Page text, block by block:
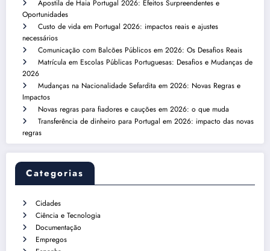
Apostila de Haia Portugal 2026: Efeitos Surpreendentes e
Oportunidades
Custo de vida em Portugal 2026: impactos reais e ajustes
necessários
Comunicação com Balcões Públicos em 2026: Os Desafios Reais
Matrícula em Escolas Públicas Portuguesas: Desafios e Mudanças de
2026
Mudanças na Nacionalidade Sefardita em 2026: Novas Regras e
Impactos
Novas regras para fiadores e cauções em 2026: o que muda
Transferência de dinheiro para Portugal em 2026: impacto das novas
regras
Categorias
Cidades
Ciência e Tecnologia
Documentação
Empregos